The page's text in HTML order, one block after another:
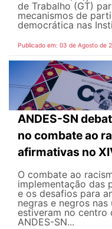
de Trabalho (GT)
mecanismos de
democrática nas
Publicado em: 03 de Agosto de
ANDES-SN
no combate ao
afirmativas no
O combate ao
implementação das
e os desafios para
negras e negros
estiveram no centro
ANDES-SN...